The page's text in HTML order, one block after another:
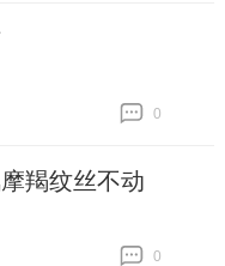
0
羯纹丝不动
0